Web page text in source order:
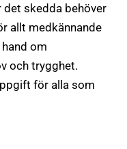
skedda behöver
allt medkännande
om
och trygghet.
för alla som